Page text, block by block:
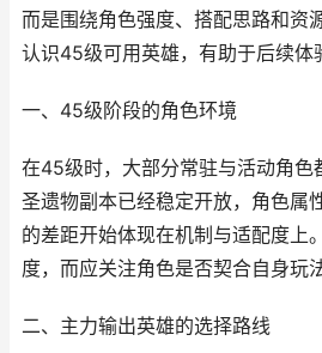
而是围绕角色强度、搭配思路和资
认识45级可用英雄，有助于后续体
一、45级阶段的角色环境
在45级时，大部分常驻与活动角色
圣遗物副本已经稳定开放，角色属
的差距开始体现在机制与适配度上
度，而应关注角色是否契合自身玩
二、主力输出英雄的选择路线